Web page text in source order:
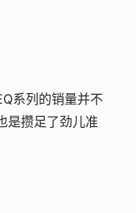
系列的销量并不
是攒足了劲儿准